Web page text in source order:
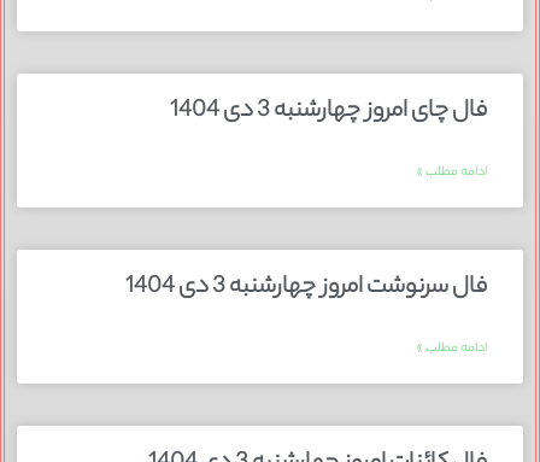
فال چای امروز چهارشنبه 3 دی 1404
ادامه مطلب »
فال سرنوشت امروز چهارشنبه 3 دی 1404
ادامه مطلب »